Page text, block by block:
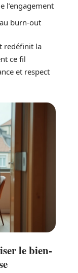
l’engagement
burn-out
redéfinit la
ce fil
et respect
le bien-